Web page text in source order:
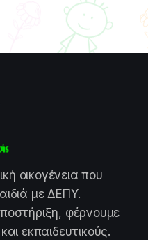
οικογένεια που
με ΔΕΠΥ.
φέρνουμε
εκπαιδευτικούς.